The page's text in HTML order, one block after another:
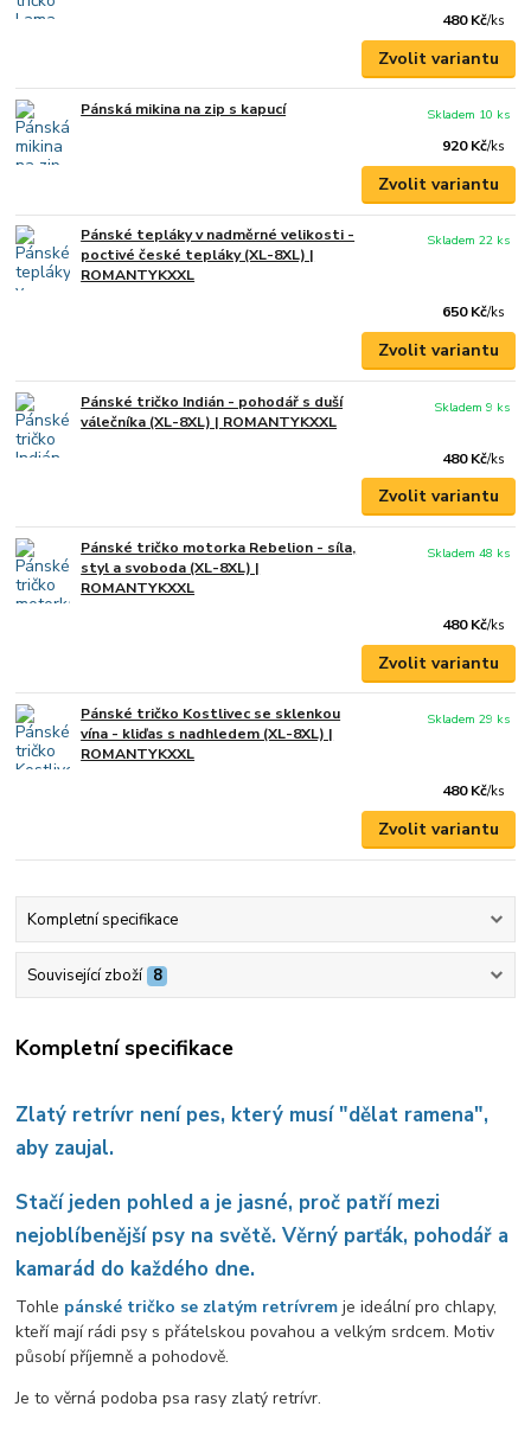
480 Kč/ks
Zvolit variantu
Pánská mikina na zip s kapucí
920 Kč/ks
Skladem 10 ks
Zvolit variantu
Pánské tepláky v nadměrné velikosti -
poctivé české tepláky (XL-8XL) |
ROMANTYKXXL
650 Kč/ks
Skladem 22 ks
Zvolit variantu
Pánské tričko Indián - pohodář s duší
válečníka (XL-8XL) | ROMANTYKXXL
480 Kč/ks
Skladem 9 ks
Zvolit variantu
Pánské tričko motorka Rebelion - síla,
styl a svoboda (XL-8XL) |
ROMANTYKXXL
480 Kč/ks
Skladem 48 ks
Zvolit variantu
Pánské tričko Kostlivec se sklenkou
vína - kliďas s nadhledem (XL-8XL) |
ROMANTYKXXL
480 Kč/ks
Skladem 29 ks
Zvolit variantu
Kompletní specifikace
Související zboží 8
Kompletní specifikace
Zlatý retrívr není pes, který musí "dělat ramena",
aby zaujal.
Stačí jeden pohled a je jasné, proč patří mezi
nejoblíbenější psy na světě. Věrný parťák, pohodář a
kamarád do každého dne.
Tohle pánské tričko se zlatým retrívrem je ideální pro chlapy,
kteří mají rádi psy s přátelskou povahou a velkým srdcem. Motiv
působí příjemně a pohodově.
Je to věrná podoba psa rasy zlatý retrívr.